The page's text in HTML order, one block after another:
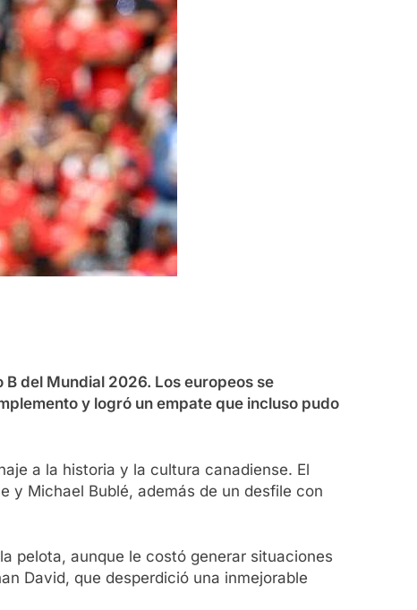
del Mundial 2026. Los europeos se
y logró un empate que incluso pudo
a la historia y la cultura canadiense. El
y Michael Bublé, además de un desfile con
pelota, aunque le costó generar situaciones
David, que desperdició una inmejorable